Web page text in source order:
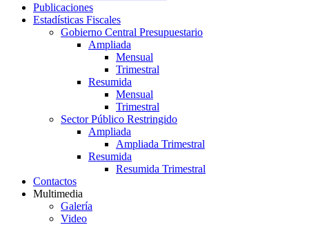
Publicaciones
Estadísticas Fiscales
Gobierno Central Presupuestario
Ampliada
Mensual
Trimestral
Resumida
Mensual
Trimestral
Sector Público Restringido
Ampliada
Ampliada Trimestral
Resumida
Resumida Trimestral
Contactos
Multimedia
Galería
Video